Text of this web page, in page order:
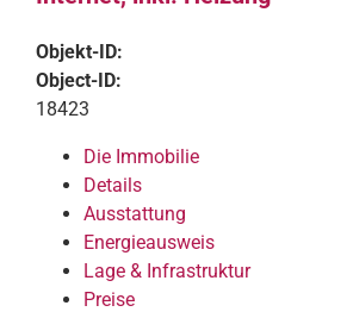
Objekt-ID:
Object-ID:
18423
Die Immobilie
Details
Ausstattung
Energieausweis
Lage & Infrastruktur
Preise